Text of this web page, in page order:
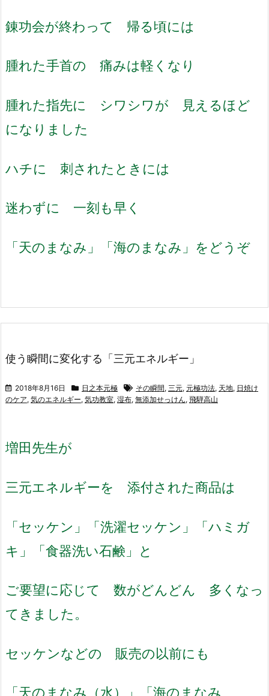
錬功会が終わって 帰る頃には
腫れた手首の 痛みは軽くなり
腫れた指先に シワシワが 見えるほど
になりました
ハチに 刺されたときには
迷わずに 一刻も早く
「天のまなみ」「海のまなみ」をどうぞ
使う瞬間に変化する「三元エネルギー」
2018年8月16日 日之本元極 その瞬間, 三元, 元極功法, 天地, 日焼け
のケア, 気のエネルギー, 気功教室, 湿布, 無添加せっけん, 飛騨高山
増田先生が
三元エネルギーを 添付された商品は
「セッケン」「洗濯セッケン」「ハミガ
キ」「食器洗い石鹸」と
ご要望に応じて 数がどんどん 多くなっ
てきました。
セッケンなどの 販売の以前にも
「天のまなみ（水）」「海のまなみ